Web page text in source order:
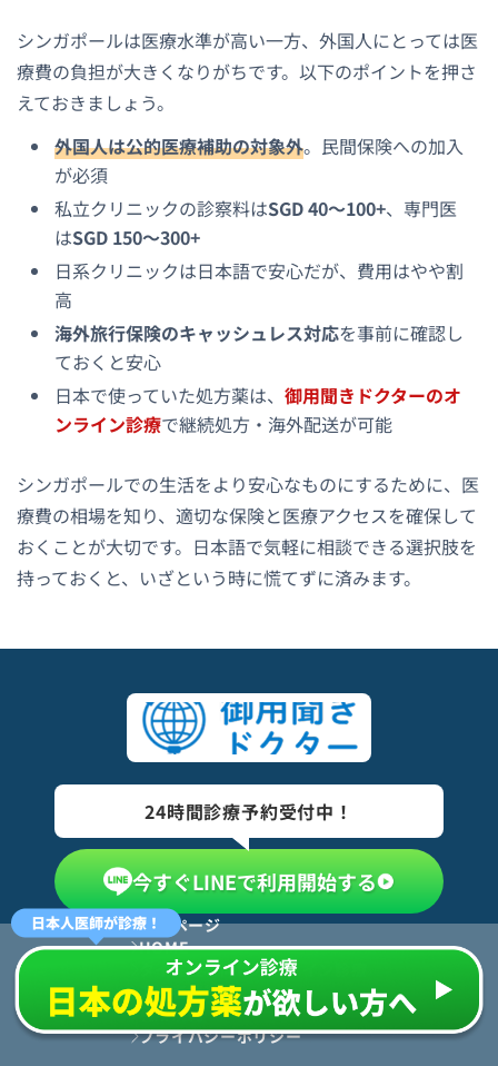
シンガポールは医療水準が高い一方、外国人にとっては医
療費の負担が大きくなりがちです。以下のポイントを押さ
えておきましょう。
外国人は公的医療補助の対象外。民間保険への加入
が必須
私立クリニックの診察料はSGD 40〜100+、専門医
はSGD 150〜300+
日系クリニックは日本語で安心だが、費用はやや割
高
海外旅行保険のキャッシュレス対応を事前に確認し
ておくと安心
日本で使っていた処方薬は、 御用聞きドクターのオ
ンライン診療で継続処方・海外配送が可能
シンガポールでの生活をより安心なものにするために、医
療費の相場を知り、適切な保険と医療アクセスを確保して
おくことが大切です。日本語で気軽に相談できる選択肢を
持っておくと、いざという時に慌てずに済みます。
24時間診療予約受付中！
今すぐLINEで利用開始する
TOPページ
HOME
タイ在住者向けオンライン診療
運営者情報
利用規約
プライバシーポリシー